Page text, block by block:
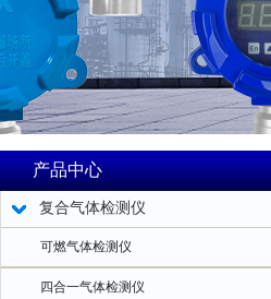
产品中心
复合气体检测仪
可燃气体检测仪
四合一气体检测仪